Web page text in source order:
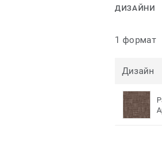
ДИЗАЙНИ
1 формат
Дизайн